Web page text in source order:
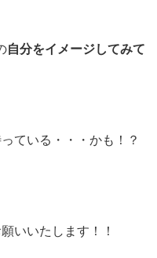
自分をイメージしてみて
ている・・・かも！？
いいたします！！